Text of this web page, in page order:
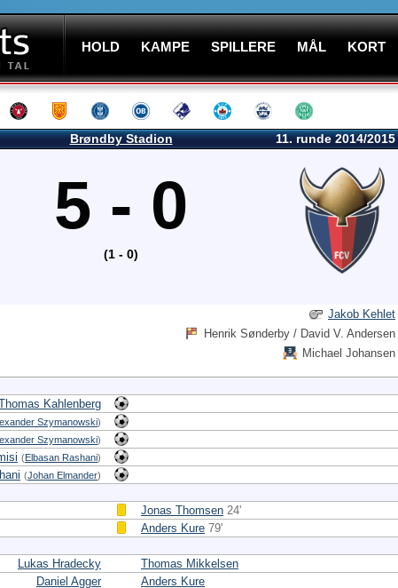
HOLD KAMPE SPILLERE MÅL KORT
Brøndby Stadion 11. runde 2014/2015
5 - 0
(1 - 0)
Jakob Kehlet
Henrik Sønderby / David V. Andersen
Michael Johansen
Kahlenberg
Szymanowski)
Szymanowski)
(Elbasan Rashani)
(Johan Elmander)
Jonas Thomsen 24'
Anders Kure 79'
Lukas Hradecky
Thomas Mikkelsen
Daniel Agger
Anders Kure